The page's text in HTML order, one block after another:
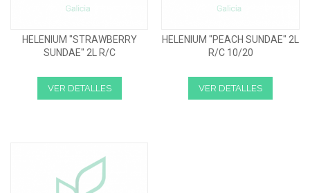
HELENIUM "STRAWBERRY
SUNDAE" 2L R/C
VER DETALLES
HELENIUM "PEACH SUNDAE" 2L
R/C 10/20
VER DETALLES